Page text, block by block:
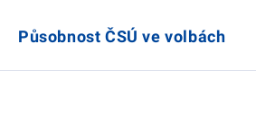
Působnost ČSÚ ve volbách